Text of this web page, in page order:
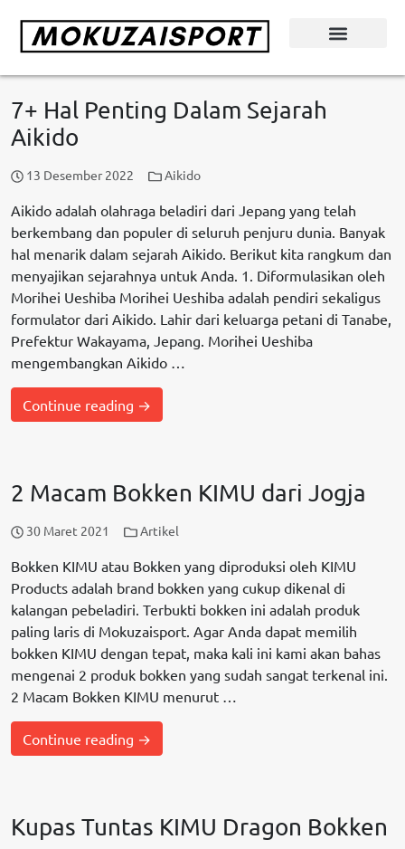
7+ Hal Penting Dalam Sejarah
Aikido
13 Desember 2022 Aikido
Aikido adalah olahraga beladiri dari Jepang yang telah
berkembang dan populer di seluruh penjuru dunia. Banyak
hal menarik dalam sejarah Aikido. Berikut kita rangkum dan
menyajikan sejarahnya untuk Anda. 1. Diformulasikan oleh
Morihei Ueshiba Morihei Ueshiba adalah pendiri sekaligus
formulator dari Aikido. Lahir dari keluarga petani di Tanabe,
Prefektur Wakayama, Jepang. Morihei Ueshiba
mengembangkan Aikido …
Continue reading →
2 Macam Bokken KIMU dari Jogja
30 Maret 2021 Artikel
Bokken KIMU atau Bokken yang diproduksi oleh KIMU
Products adalah brand bokken yang cukup dikenal di
kalangan pebeladiri. Terbukti bokken ini adalah produk
paling laris di Mokuzaisport. Agar Anda dapat memilih
bokken KIMU dengan tepat, maka kali ini kami akan bahas
mengenai 2 produk bokken yang sudah sangat terkenal ini.
2 Macam Bokken KIMU menurut …
Continue reading →
Kupas Tuntas KIMU Dragon Bokken